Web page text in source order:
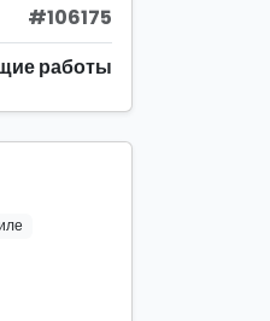
#106175
работы